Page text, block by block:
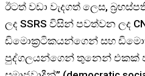
ඊටත් වඩා වැදගත් ලෙස,
ලද SSRS විසින් පවත්වන ලද
ඩිමොක්‍රටිකයන්ගෙන් සහ
පුද්ගලයන්ගෙන් තුනෙන් එකක්